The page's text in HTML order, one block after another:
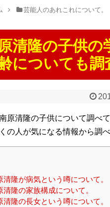
芸能人のあれこれについて。
清隆の子供の
についても調
原清隆の子供について調べ
の人が気になる情報から調
清隆が病気という噂について。
清隆の家族構成について。
清隆の長女という噂について。